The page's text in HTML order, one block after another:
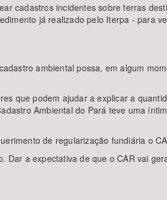
cadastros incidentes sobre terras
já realizado pelo Iterpa - para
ambiental possa, em algum
que podem ajudar a explicar a
Ambiental do Pará teve uma
de regularização fundiária o
a expectativa de que o CAR vai